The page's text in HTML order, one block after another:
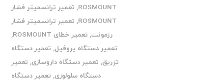
ROSMOUNT
, تعمیر ترانسمیتر فشار
ROSMOUNT
, تعمیر ترانسمیتر فشار
رزمونت, تعمیر خطای ROSMOUNT
,
تعمیر دستگاه پروفیل, تعمیر دستگاه
تزریق, تعمیر دستگاه داروسازی, تعمیر
دستگاه سلولوزی, تعمیر دستگاه